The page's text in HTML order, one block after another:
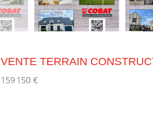
VENTE TERRAIN
159 150 €